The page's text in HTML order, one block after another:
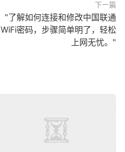
下一篇
"了解如何连接和修改中国联通
WiFi密码，步骤简单明了，轻松
上网无忧。"